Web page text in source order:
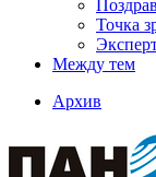
Точка
Между тем
Архив